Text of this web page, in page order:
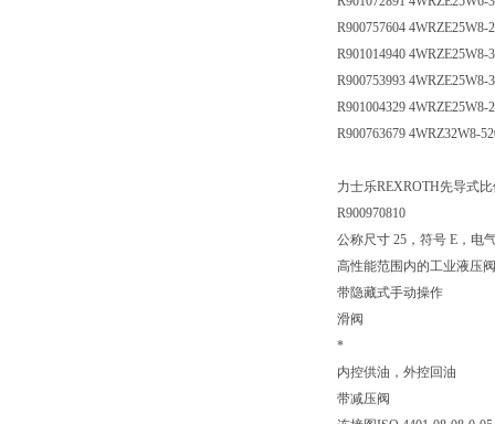
R900757604
R901014940
R900753993
R901004329
R900763679 4WRZ32W8-
力士乐REXROTH先导式
R900970810
公称尺寸 25，符号 E，电
高性能范围内的工业液压
带隐藏式手动操作
滑阀
*
内控供油，外控回油
带减压阀